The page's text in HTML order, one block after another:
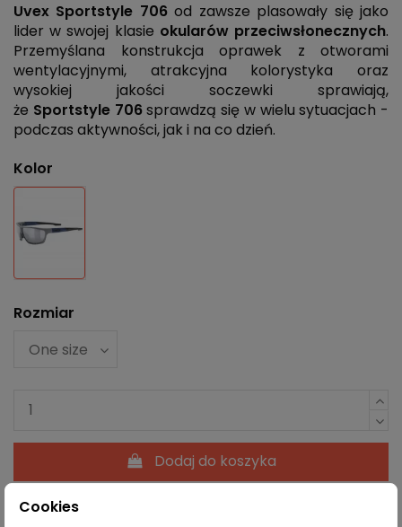
Uvex Sportstyle 706od zawsze plasowały się jako
lider w swojej klasie okularów przeciwsłonecznych.
Przemyślana konstrukcja oprawek z otworami
wentylacyjnymi, atrakcyjna kolorystyka oraz
wysokiej jakości soczewki sprawiają,
że Sportstyle 706sprawdzą się w wielu sytuacjach -
podczas aktywności, jak i na co dzień.
Kolor
Rozmiar
Dodaj do koszyka
Cookies